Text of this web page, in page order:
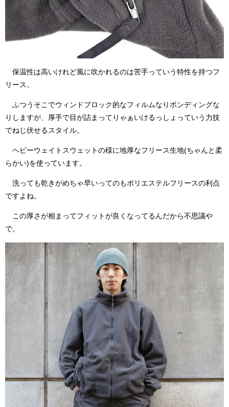
保温性は高いけれど風に吹かれるのは苦手っていう特性を持つフ
リース。
ふつうそこでウィンドブロック的なフィルムなりボンディングな
りしますが、厚手で目が詰まってりゃぁいけるっしょっていう力技
でねじ伏せるスタイル。
ヘビーウェイトスウェットの様に地厚なフリース生地(ちゃんと柔
らかい)を使っています。
洗っても乾きがめちゃ早いってのもポリエステルフリースの利点
ですよね。
この厚さが相まってフィットが良くなってるんだから不思議や
で。